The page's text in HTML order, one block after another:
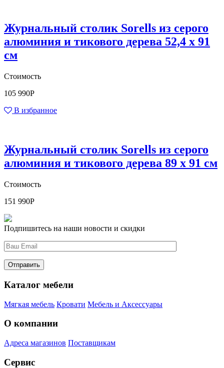
Журнальный столик Sorells из серого
алюминия и тикового дерева 52,4 x 91
см
Стоимость
105 990Р
В избранное
Журнальный столик Sorells из серого
алюминия и тикового дерева 89 x 91 см
Стоимость
151 990Р
Подпишитесь на наши новости и скидки
Каталог мебели
Мягкая мебель Кровати Мебель и Аксессуары
О компании
Адреса магазинов Поставщикам
Сервис